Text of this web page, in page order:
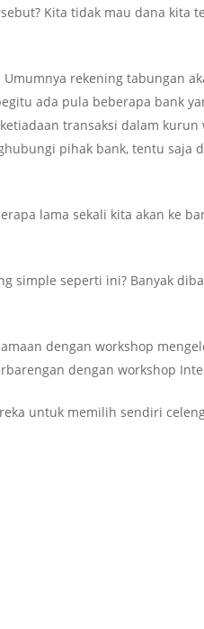
Kita tidak mau dana kita
rekening tabungan
ada pula beberapa bank
transaksi dalam
pihak bank, tentu saja
lama sekali kita akan ke
simple seperti ini? Banyak
dengan workshop
dengan workshop
untuk memilih sendiri